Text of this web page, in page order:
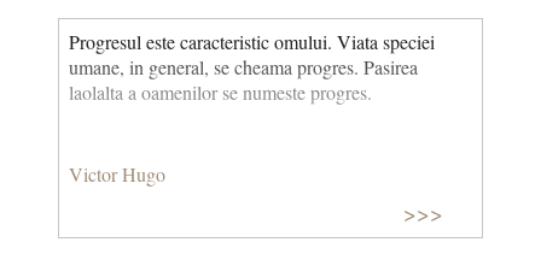
Progresul este caracteristic omului. Viata speciei
umane, in general, se cheama progres. Pasirea
laolalta a oamenilor se numeste progres.
Victor Hugo
>>>